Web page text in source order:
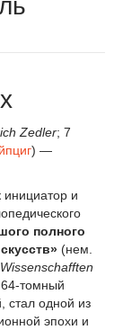
Zedler; 7
) —
и
полного
(нем.
64-томный
стал одной из
эпохи и